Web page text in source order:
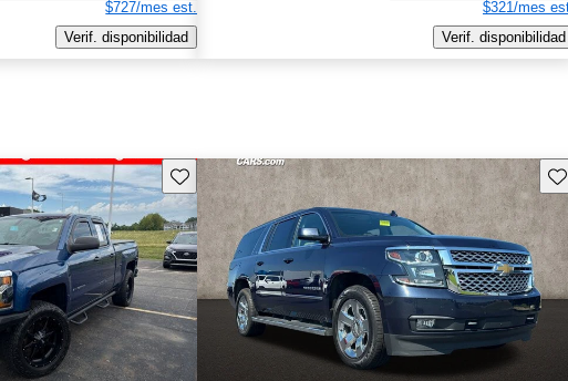
$727/mes est.
Verif. disponibilidad
$321/mes
Verif. disponibilidad
Guarda este Aviso